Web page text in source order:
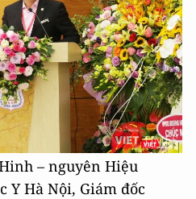
– nguyên Hiệu
Hà Nội, Giám đốc